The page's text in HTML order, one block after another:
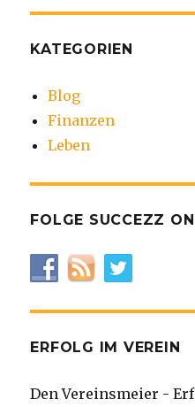
KATEGORIEN
Blog
Finanzen
Leben
FOLGE SUCCEZZ
ERFOLG IM VEREIN
Den Vereinsmeier -